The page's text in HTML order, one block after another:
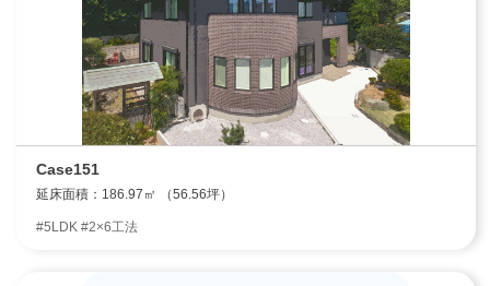
Case151
延床面積：186.97㎡ （56.56坪）
#5LDK #2×6工法